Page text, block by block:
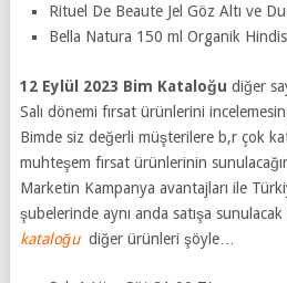
Rituel De Beaute Jel Göz Altı ve
Bella Natura 150 ml Organik
12 Eylül 2023 Bim Kataloğu diğer
Salı dönemi fırsat ürünlerini
Bimde siz değerli müşterilere b,r çok
muhteşem fırsat ürünlerinin
Marketin Kampanya avantajları ile
şubelerinde aynı anda satışa sunulacak
kataloğudiğer ürünleri şöyle…